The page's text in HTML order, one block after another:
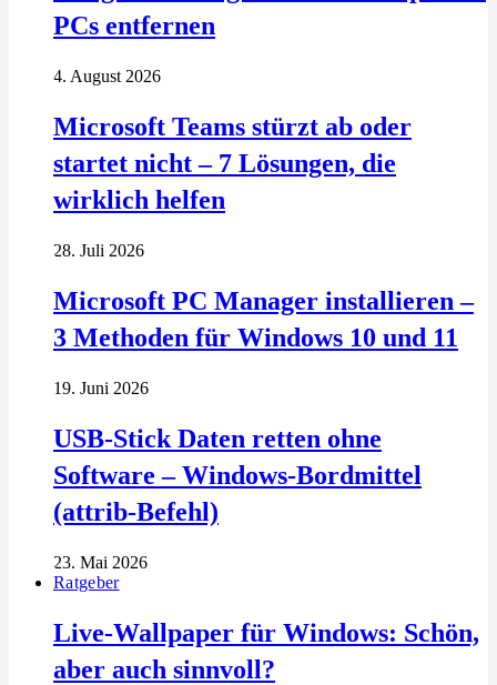
PCs entfernen
4. August 2026
Microsoft Teams stürzt ab oder
startet nicht – 7 Lösungen, die
wirklich helfen
28. Juli 2026
Microsoft PC Manager installieren –
3 Methoden für Windows 10 und 11
19. Juni 2026
USB-Stick Daten retten ohne
Software – Windows-Bordmittel
(attrib-Befehl)
23. Mai 2026
Ratgeber
Live-Wallpaper für Windows: Schön,
aber auch sinnvoll?